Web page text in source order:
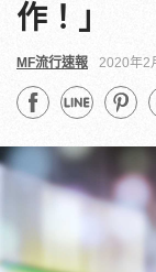
作！」
MF流行速報 2020年2